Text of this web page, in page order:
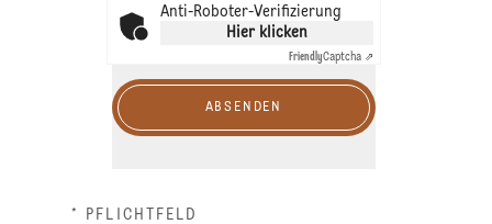
Anti-Roboter-Verifizierung
Hier klicken
FriendlyCaptcha ⇗
ABSENDEN
* PFLICHTFELD